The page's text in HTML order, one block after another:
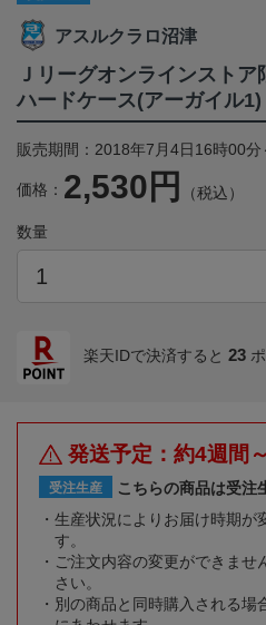
アスルクラロ沼津
Ｊリーグオンラインスト
ハードケース(アーガイル1)
販売期間：2018年7月4日16時00
価格： 2,530円 （税込）
数量
楽天IDで決済すると 23
発送予定：約4週間～
受注生産
こちらの商品は受注
生産状況によりお届け時期が
す。
ご注文内容の変更ができま
さい。
別の商品と同時購入される場